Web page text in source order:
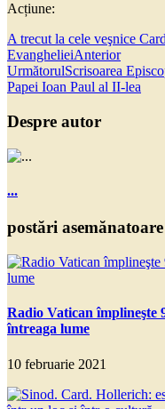
Acțiune:
A trecut la cele veşnice
EvanghelieiAnterior
UrmătorulScrisoarea
Papei Ioan Paul al II-lea
Despre autor
...
postări asemănatoare
Radio Vatican împlineşte
întreaga lume
10 februarie 2021